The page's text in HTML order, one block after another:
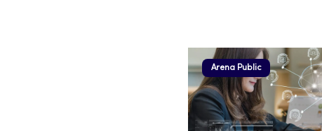
Arena Public